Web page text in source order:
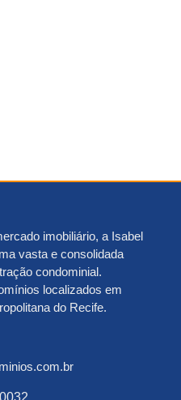
imobiliário, a Isabel
vasta e consolidada
condominial.
localizados em
do Recife.